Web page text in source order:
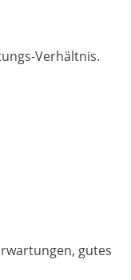
Verhältnis.
gutes